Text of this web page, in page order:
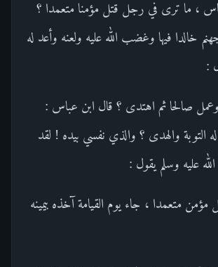
، ما ترى في رجل قتل مؤمنا متعمدا ؟
خالدا فيها وغضب الله عليه ولعنه وأعد له
:
صالحا ثم اهتدى ؟ قال ابن عباس :
التوبة والهدى ؟ والذي نفسي بيده ! لقد
عليه وسلم يقول :
مؤمن متعمدا ، جاء يوم القيامة آخذه بيمينه